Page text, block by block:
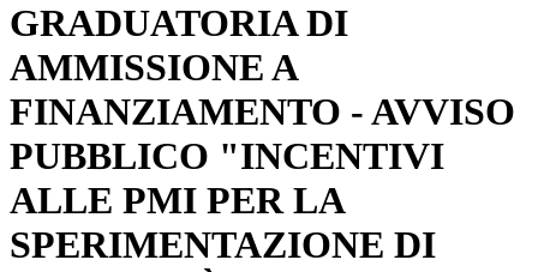
GRADUATORIA DI
AMMISSIONE A
FINANZIAMENTO - AVVISO
PUBBLICO "INCENTIVI
ALLE PMI PER LA
SPERIMENTAZIONE DI